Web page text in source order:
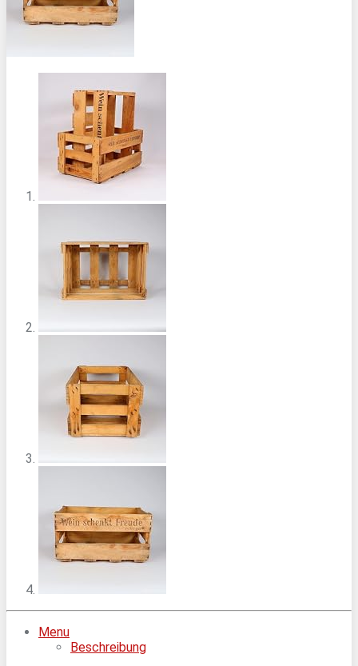
Menu
Beschreibung